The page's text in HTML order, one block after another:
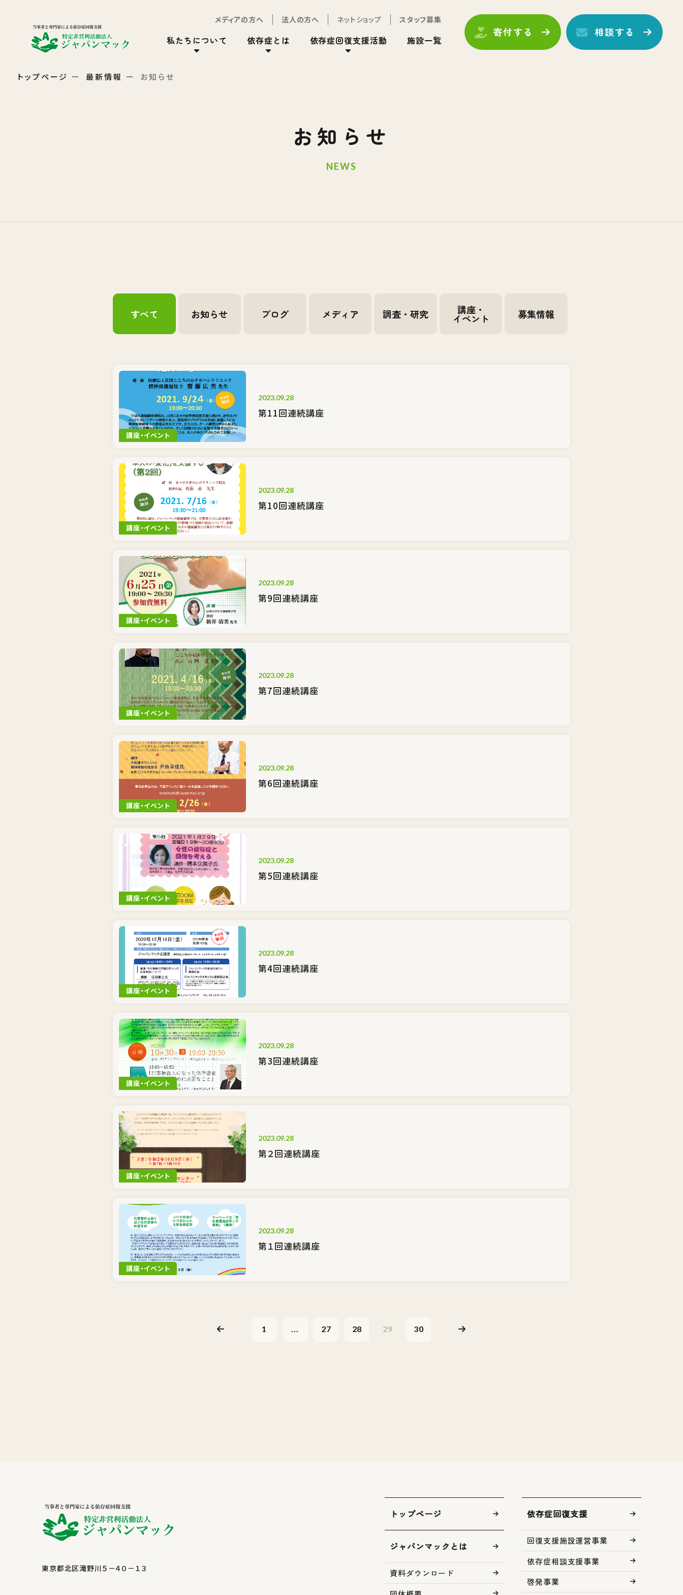
メディアの方へ 法人の方へ ネットショップ スタッフ募集
私たちについて 依存症とは 依存症回復支援活動 施設一覧
寄付する 相談する
トップページ 最新情報 お知らせ
お知らせ
NEWS
すべて お知らせ ブログ メディア 調査・研究 講座・
イベント 募集情報
講座・イベント
2023.09.28
第11回連続講座
講座・イベント
2023.09.28
第10回連続講座
講座・イベント
2023.09.28
第9回連続講座
講座・イベント
2023.09.28
第7回連続講座
講座・イベント
2023.09.28
第6回連続講座
講座・イベント
2023.09.28
第5回連続講座
講座・イベント
2023.09.28
第4回連続講座
講座・イベント
2023.09.28
第3回連続講座
講座・イベント
2023.09.28
第２回連続講座
講座・イベント
2023.09.28
第１回連続講座
1 ... 27 28 29 30
東京都北区滝野川５－４０－１３
トップページ
ジャパンマックとは
資料ダウンロード
依存症回復支援
回復支援施設運営事業
依存症相談支援事業
啓発事業